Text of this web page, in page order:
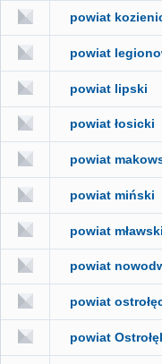
powiat
powiat
powiat lipski
powiat łosicki
powiat
powiat miński
powiat mławski
powiat
powiat
powiat